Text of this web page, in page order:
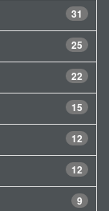
31
25
22
15
12
12
9